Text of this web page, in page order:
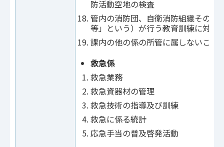
防活動空地の検査
管内の消防団、自衛消防組織その他
等」という）が行う教育訓練に対す
課内の他の係の所管に属しないこと
救急係
救急業務
救急資器材の管理
救急技術の指導及び訓練
救急に係る統計
応急手当の普及啓発活動